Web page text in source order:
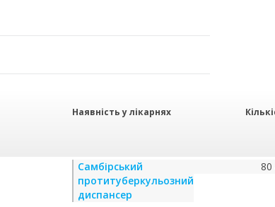
Наявність у лікарнях
Самбірський
протитуберкульозний
диспансер
80